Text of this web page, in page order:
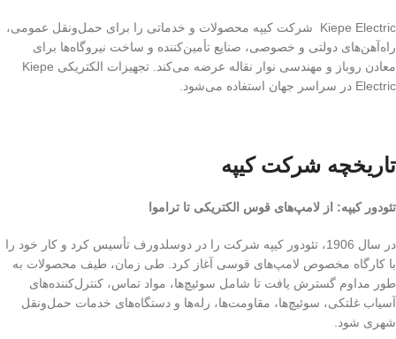
Kiepe Electric شرکت کیپه محصولات و خدماتی را برای حمل‌ونقل عمومی،
راه‌آهن‌های دولتی و خصوصی، صنایع تأمین‌کننده و ساخت نیروگاه‌ها برای
معادن روباز و مهندسی نوار نقاله عرضه می‌کند. تجهیزات الکتریکی Kiepe
Electric در سراسر جهان استفاده می‌شود.
تاریخچه شرکت کیپه
تئودور کیپه: از لامپ‌های قوس الکتریکی تا تراموا
در سال 1906، تئودور کیپه شرکت را در دوسلدورف تأسیس کرد و کار خود را
با کارگاه مخصوص لامپ‌های قوسی آغاز کرد. طی زمان، طیف محصولات به
طور مداوم گسترش یافت تا شامل سوئیچ‌ها، مواد تماس، کنترل‌کننده‌های
آسیاب غلتکی، سوئیچ‌ها، مقاومت‌ها، رله‌ها و دستگاه‌های خدمات حمل‌ونقل
شهری شود.